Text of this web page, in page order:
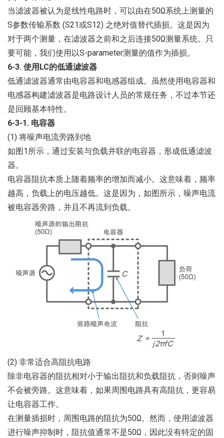
当滤波器被认为是线性电路时，可以由在50Ω系统上测量的
S参数传输系数 (S21或S12) 之绝对值替代插损。这是因为
对于两个测量，在滤波器之前和之后连接50Ω测量系统。只
要可能，我们使用以S-parameter测量的值作为插损。
6-3. 使用LC的低通滤波器
低通滤波器通常由电容器和电感器组成。虽然使用电容器和
电感器构建滤波器是电路设计人员的常规任务，不过本节还
是回顾基本特性。
6-3-1. 电容器
(1) 将噪声电流旁路到地
如图1所示，通过安装与负载并联的电容器，形成低通滤波
器。
电容器阻抗本质上随着频率的增加而减小。这意味着，频率
越高，负载上的电压越低。这是因为，如图所示，噪声电流
被电容器旁路，并且不再流到负载。
(2) 非常适合高阻抗电路
除非电容器的阻抗相对小于输出阻抗和负载阻抗，否则噪声
不会被旁路。这意味着，如果周围电路具有高阻抗，更容易
让电容器工作。
在测量插损时，周围电路的阻抗为50Ω。然而，使用滤波器
进行噪声抑制时，阻抗值通常不是50Ω，因此没有特定的固